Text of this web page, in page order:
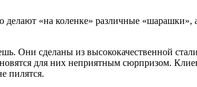
делают «на коленке» различные «шарашки»,
Они сделаны из высококачественной
для них неприятным сюрпризом.
пилятся.